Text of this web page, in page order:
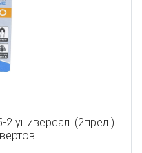
универсал. (2пред.)